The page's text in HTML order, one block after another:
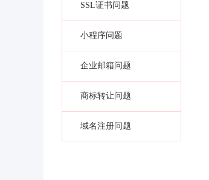
SSL证书问题
小程序问题
企业邮箱问题
商标转让问题
域名注册问题